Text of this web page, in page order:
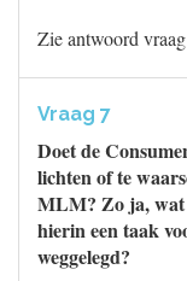
Zie antwoord
Vraag 7
Doet de
lichten of te
MLM? Zo ja, wat
hierin een taak
weggelegd?